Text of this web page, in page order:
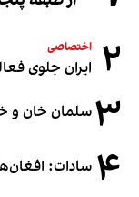
۲ اختصاصی
ایران جلوی
۳سلمان خان و
۴ سادات: